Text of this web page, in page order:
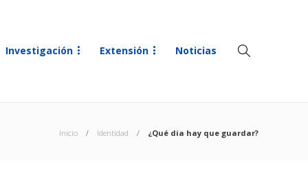
Investigación Extensión Noticias
Inicio Identidad ¿Qué dia hay que guardar?